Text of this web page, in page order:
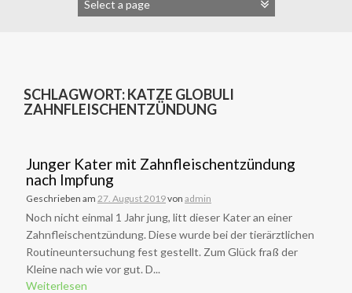
SCHLAGWORT:KATZE GLOBULI
ZAHNFLEISCHENTZÜNDUNG
Junger Kater mit Zahnfleischentzündung
nach Impfung
Geschrieben am 27. August 2019von admin
Noch nicht einmal 1 Jahr jung, litt dieser Kater an einer
Zahnfleischentzündung. Diese wurde bei der tierärztlichen
Routineuntersuchung fest gestellt. Zum Glück fraß der
Kleine nach wie vor gut. D...
Weiterlesen